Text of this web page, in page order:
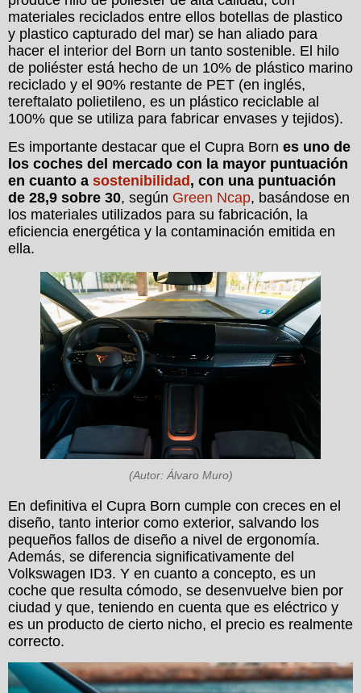
materiales reciclados entre ellos botellas de plastico
y plastico capturado del mar) se han aliado para
hacer el interior del Born un tanto sostenible. El hilo
de poliéster está hecho de un 10% de plástico marino
reciclado y el 90% restante de PET (en inglés,
tereftalato polietileno, es un plástico reciclable al
100% que se utiliza para fabricar envases y tejidos).
Es importante destacar que el Cupra Born es uno de
los coches del mercado con la mayor puntuación
en cuanto a sostenibilidad , con una puntuación
de 28,9 sobre 30, según Green Ncap, basándose en
los materiales utilizados para su fabricación, la
eficiencia energética y la contaminación emitida en
ella.
(Autor: Álvaro Muro)
En definitiva el Cupra Born cumple con creces en el
diseño, tanto interior como exterior, salvando los
pequeños fallos de diseño a nivel de ergonomía.
Además, se diferencia significativamente del
Volkswagen ID3. Y en cuanto a concepto, es un
coche que resulta cómodo, se desenvuelve bien por
ciudad y que, teniendo en cuenta que es eléctrico y
es un producto de cierto nicho, el precio es realmente
correcto.